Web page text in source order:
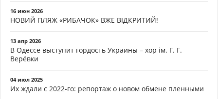
16 июн 2026
НОВИЙ ПЛЯЖ «РИБАЧОК» ВЖЕ ВІДКРИТИЙ!
13 апр 2026
В Одессе выступит гордость Украины – хор ім. Г. Г.
Верёвки
04 июл 2025
Их ждали с 2022-го: репортаж о новом обмене пленными